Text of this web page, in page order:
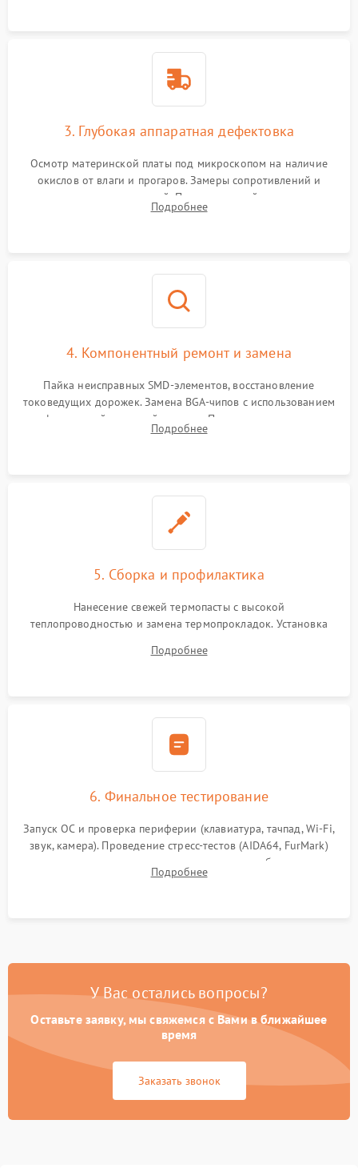
3. Глубокая аппаратная дефектовка
Осмотр материнской платы под микроскопом на наличие
окислов от влаги и прогаров. Замеры сопротивлений и
дежурных напряжений. Проверка цепей питания,
мультиконтроллера, процессора и видеочипа.
Подробнее
4. Компонентный ремонт и замена
Пайка неисправных SMD-элементов, восстановление
токоведущих дорожек. Замена BGA-чипов с использованием
инфракрасной паяльной станции. Прошивка микросхемы
BIOS или замена поврежденных портов USB
Подробнее
5. Сборка и профилактика
Нанесение свежей термопасты с высокой
теплопроводностью и замена термопрокладок. Установка
шлейфов, модулей памяти и накопителей. Предварительная
Подробнее
6. Финальное тестирование
Запуск ОС и проверка периферии (клавиатура, тачпад, Wi-Fi,
звук, камера). Проведение стресс-тестов (AIDA64, FurMark)
для контроля температурного режима и стабильности
системы под пиковой нагрузкой.
Подробнее
У Вас остались вопросы?
Оставьте заявку, мы свяжемся с Вами в ближайшее
время
Заказать звонок